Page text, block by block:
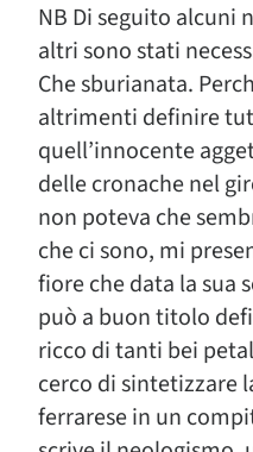
NB Di seguito alcuni
altri sono stati
Che sburianata.
altrimenti definire
quell’innocente
delle cronache nel
non poteva che
che ci sono, mi
fiore che data la sua
può a buon titolo
ricco di tanti bei
cerco di sintetizzare
ferrarese in un